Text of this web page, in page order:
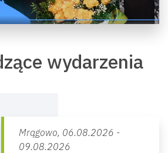
wydarzenia
Mrągowo, 06.08.2026 -
09.08.2026